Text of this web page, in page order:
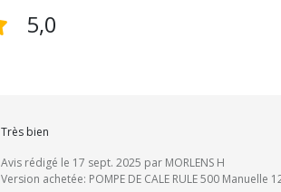
5,0
Très bien
Avis rédigé le 17 sept. 2025 par MORLENS H
Version achetée: POMPE DE CALE RULE 500 Manuelle